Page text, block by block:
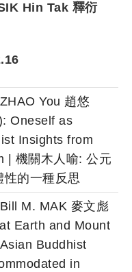
Hin Tak 釋衍
ZHAO You 趙悠
Oneself as
Insights from
| 機關木人喻: 公元
的一種反思
Bill M. MAK 麥文彪
Earth and Mount
Buddhist
in